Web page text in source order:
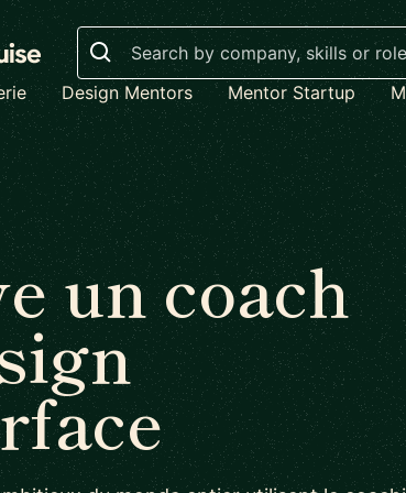
Search
Design Mentors Mentor Startup
un coach